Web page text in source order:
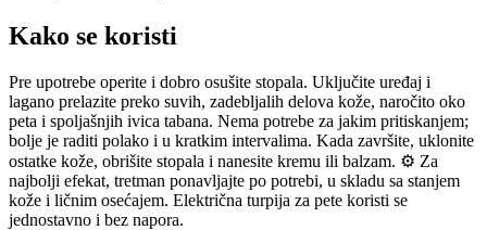
Kako se koristi
Pre upotrebe operite i dobro osušite stopala. Uključite uređaj i
lagano prelazite preko suvih, zadebljalih delova kože, naročito oko
peta i spoljašnjih ivica tabana. Nema potrebe za jakim pritiskanjem;
bolje je raditi polako i u kratkim intervalima. Kada završite, uklonite
ostatke kože, obrišite stopala i nanesite kremu ili balzam. ⚙️ Za
najbolji efekat, tretman ponavljajte po potrebi, u skladu sa stanjem
kože i ličnim osećajem. Električna turpija za pete koristi se
jednostavno i bez napora.